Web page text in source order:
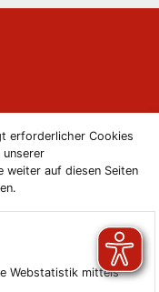
erforderlicher Cookies
weiter auf diesen Seiten
Webstatistik mittels